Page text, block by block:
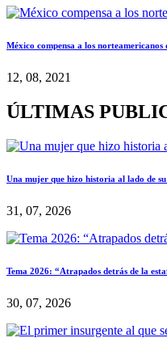
México compensa a los
12, 08, 2021
ÚLTIMAS
Una mujer que hizo historia al lado de su
31, 07, 2026
Tema 2026: “Atrapados detrás de la
30, 07, 2026